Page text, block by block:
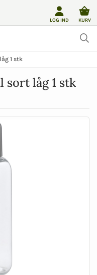
LOG IND KURV
1 stk
sort låg 1 stk